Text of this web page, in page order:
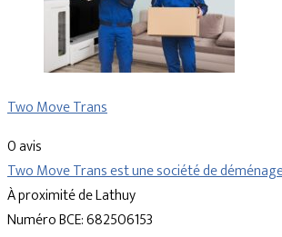
Two Move Trans
0 avis
Two Move Trans est une société de
À proximité de Lathuy
Numéro BCE: 682506153